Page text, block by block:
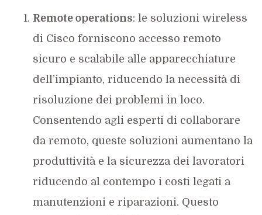
Remote operations: le soluzioni wireless
di Cisco forniscono accesso remoto
sicuro e scalabile alle apparecchiature
dell’impianto, riducendo la necessità di
risoluzione dei problemi in loco.
Consentendo agli esperti di collaborare
da remoto, queste soluzioni aumentano la
produttività e la sicurezza dei lavoratori
riducendo al contempo i costi legati a
manutenzioni e riparazioni. Questo